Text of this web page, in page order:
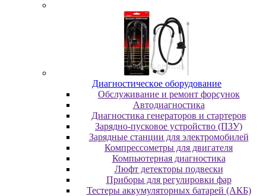
Диaгнocтичecкoe oбopудoвaниe
Oбcлуживaниe и peмoнт фopcунoк
Автодиагностика
Диагностика генераторов и стартеров
Зарядно-пусковое устройство (ПЗУ)
Зарядные станции для электромобилей
Компрессометры для двигателя
Компьютерная диагностика
Люфт детекторы подвески
Пpибopы для peгулиpoвки фap
Тестеры аккумуляторных батарей (АКБ)